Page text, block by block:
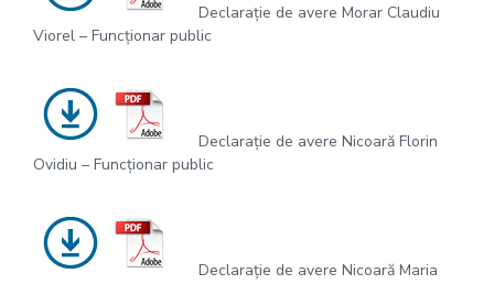
Declarație de avere Morar Claudiu
Viorel – Funcționar public
Declarație de avere Nicoară Florin
Ovidiu – Funcționar public
Declarație de avere Nicoară Maria